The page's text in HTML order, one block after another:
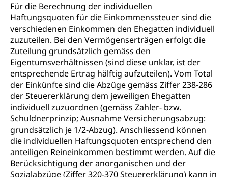
Für die Berechnung der individuellen
Haftungsquoten für die Einkommenssteuer sind die
verschiedenen Einkommen den Ehegatten individuell
zuzuteilen. Bei den Vermögenserträgen erfolgt die
Zuteilung grundsätzlich gemäss den
Eigentumsverhältnissen (sind diese unklar, ist der
entsprechende Ertrag hälftig aufzuteilen). Vom Total
der Einkünfte sind die Abzüge gemäss Ziffer 238-286
der Steuererklärung dem jeweiligen Ehegatten
individuell zuzuordnen (gemäss Zahler- bzw.
Schuldnerprinzip; Ausnahme Versicherungsabzug:
grundsätzlich je 1/2-Abzug). Anschliessend können
die individuellen Haftungsquoten entsprechend den
anteiligen Reineinkommen bestimmt werden. Auf die
Berücksichtigung der anorganischen und der
Sozialabzüge (Ziffer 320-370 Steuererklärung) kann in